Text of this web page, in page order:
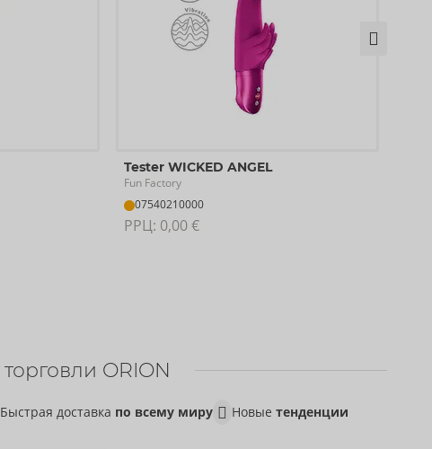
Tester WICKED ANGEL
Fun Factory
07540210000
РРЦ: 0,00 €
торговли ORION
Быстрая доставка по всему миру Новые тенденции